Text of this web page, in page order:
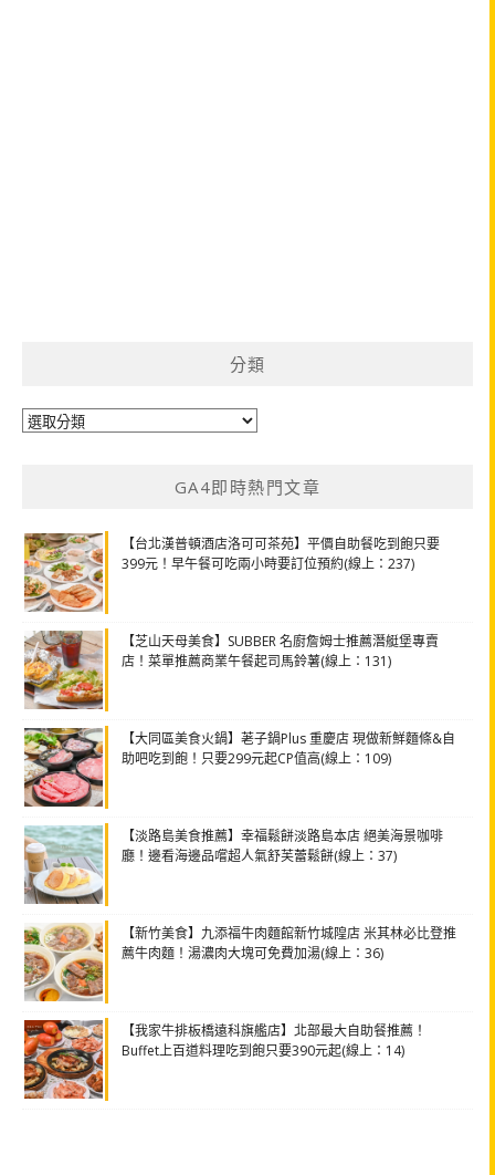
分類
分
GA4即時熱門文章
【台北漢普頓酒店洛可可茶苑】平價自助餐吃到飽只要
399元！早午餐可吃兩小時要訂位預約(線上：237)
【芝山天母美食】SUBBER 名廚詹姆士推薦潛艇堡專賣
店！菜單推薦商業午餐起司馬鈴薯(線上：131)
【大同區美食火鍋】荖子鍋Plus 重慶店 現做新鮮麵條&自
助吧吃到飽！只要299元起CP值高(線上：109)
【淡路島美食推薦】幸福鬆餅淡路島本店 絕美海景咖啡
廳！邊看海邊品嚐超人氣舒芙蕾鬆餅(線上：37)
【新竹美食】九添福牛肉麵館新竹城隍店 米其林必比登推
薦牛肉麵！湯濃肉大塊可免費加湯(線上：36)
【我家牛排板橋遠科旗艦店】北部最大自助餐推薦！
Buffet上百道料理吃到飽只要390元起(線上：14)